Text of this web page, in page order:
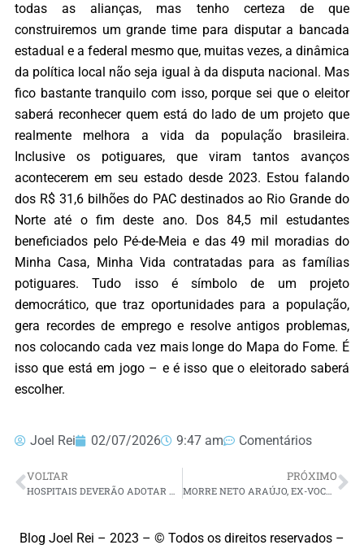
todas as alianças, mas tenho certeza de que
construiremos um grande time para disputar a bancada
estadual e a federal mesmo que, muitas vezes, a dinâmica
da política local não seja igual à da disputa nacional. Mas
fico bastante tranquilo com isso, porque sei que o eleitor
saberá reconhecer quem está do lado de um projeto que
realmente melhora a vida da população brasileira.
Inclusive os potiguares, que viram tantos avanços
acontecerem em seu estado desde 2023. Estou falando
dos R$ 31,6 bilhões do PAC destinados ao Rio Grande do
Norte até o fim deste ano. Dos 84,5 mil estudantes
beneficiados pelo Pé-de-Meia e das 49 mil moradias do
Minha Casa, Minha Vida contratadas para as famílias
potiguares. Tudo isso é símbolo de um projeto
democrático, que traz oportunidades para a população,
gera recordes de emprego e resolve antigos problemas,
nos colocando cada vez mais longe do Mapa do Fome. É
isso que está em jogo – e é isso que o eleitorado saberá
escolher.
Joel Rei 02/07/2026 9:47 am Comentários
VOLTAR PRÓXIMO
MORRE NETO ARAÚJO, EX-VOCALISTA DA CAVALEIROS DO FORRÓ
Blog Joel Rei – 2023 – © Todos os direitos reservados –